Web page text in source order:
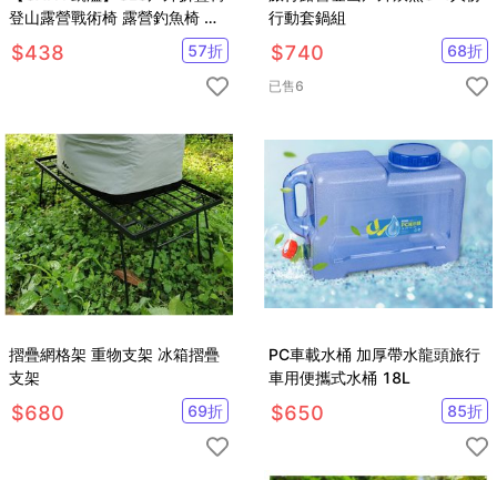
登山露營戰術椅 露營釣魚椅 超
輕鋁合金小板凳 手提椅 折疊板
凳
$438 57折
行動套鍋組
$740 68折
已售6
摺疊網格架 重物支架 冰箱摺疊
支架
$680 69折
PC車載水桶 加厚帶水龍頭旅行
車用便攜式水桶 18L
$650 85折